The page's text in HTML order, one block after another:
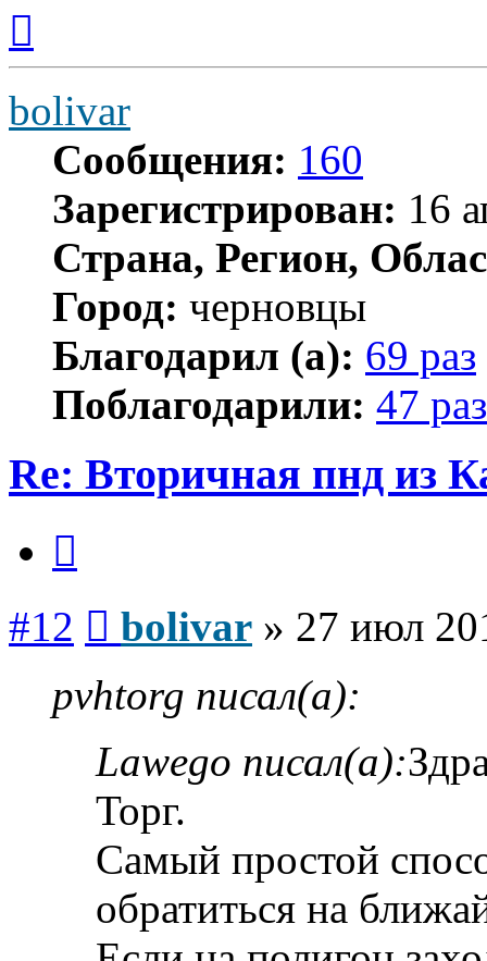
началу
bolivar
Сообщения: 160
Зарегистрирован: 16
Страна, Регион,
Город: черновцы
Благодарил (а): 69 раз
Поблагодарили: 47 раз
Re: Вторичная пнд из
#12 bolivar » 27 июл
pvhtorg писал(а):
Lawego писал(а):
Торг.
Самый простой
обратиться на